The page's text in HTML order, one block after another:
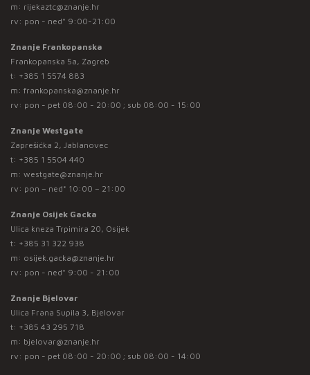
m: rijekaztc@znanje.hr
rv: pon - ned* 9:00-21:00
Znanje Frankopanska
Frankopanska 5a, Zagreb
t: +385 1 5574 883
m: frankopanska@znanje.hr
rv: pon - pet 08:00 - 20:00 ; sub 08:00 - 15:00
Znanje Westgate
Zaprešićka 2, Jablanovec
t: +385 1 5504 440
m: westgate@znanje.hr
rv: pon – ned* 10:00 – 21:00
Znanje Osijek Gacka
Ulica kneza Trpimira 20, Osijek
t: +385 31 322 938
m: osijek.gacka@znanje.hr
rv: pon - ned* 9:00 - 21:00
Znanje Bjelovar
Ulica Frana Supila 3, Bjelovar
t: +385 43 295 718
m: bjelovar@znanje.hr
rv: pon - pet 08:00 - 20:00 ; sub 08:00 - 14:00